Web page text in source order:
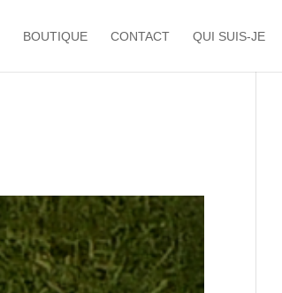
BOUTIQUE CONTACT QUI SUIS-JE